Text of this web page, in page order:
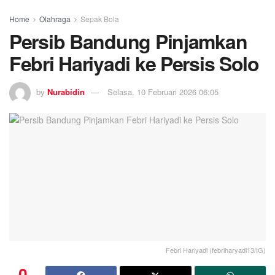
Home Olahraga Sepak Bola
Persib Bandung Pinjamkan
Febri Hariyadi ke Persis Solo
by Nurabidin Selasa, 10 Februari 2026 06:05
Febri Hariyadi (febriharyadi13/IG)